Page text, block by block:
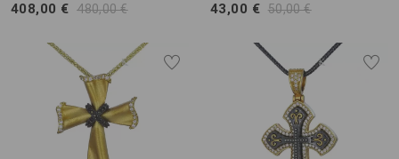
408,00 € 480,00 €
43,00 € 50,00 €